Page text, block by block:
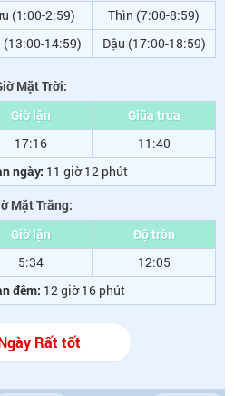
(1:00-2:59)
Thìn (7:00-8:59)
(13:00-14:59) Dậu (17:00-18:59)
Mặt Trời:
Giờ lặn
Giữa trưa
17:16
11:40
ngày: 11 giờ 12 phút
Mặt Trăng:
Giờ lặn
Độ tròn
5:34
12:05
đêm: 12 giờ 16 phút
Rất tốt